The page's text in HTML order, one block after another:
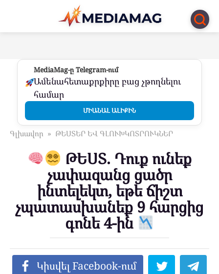
Перейти
контенту
MediaMag-ը Telegram-ում
Ամենահետաքրքիրը բաց չթողնելու
համար
ՄԻԱՆԱԼ ԱԼԻՔԻՆ
Գլխավոր » ԹԵՍՏԵՐ ԵՎ ԳԼՈՒԽԿՈՏՐՈՒԿՆԵՐ
ԹԵՍՏ. Դուք ունեք
չափազանց ցածր
ինտելեկտ, եթե ճիշտ
չպատասխանեք 9 հարցից
գոնե 4-ին
Կիսվել Facebook-ում